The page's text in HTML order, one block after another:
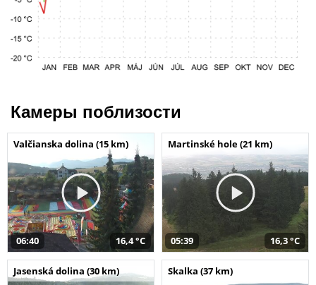
Камеры поблизости
Valčianska dolina (15 km)
06:40 16,4 °C
Martinské hole (21 km)
05:39 16,3 °C
Jasenská dolina (30 km) Skalka (37 km)